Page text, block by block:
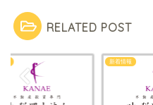
RELATED POST
新着情報